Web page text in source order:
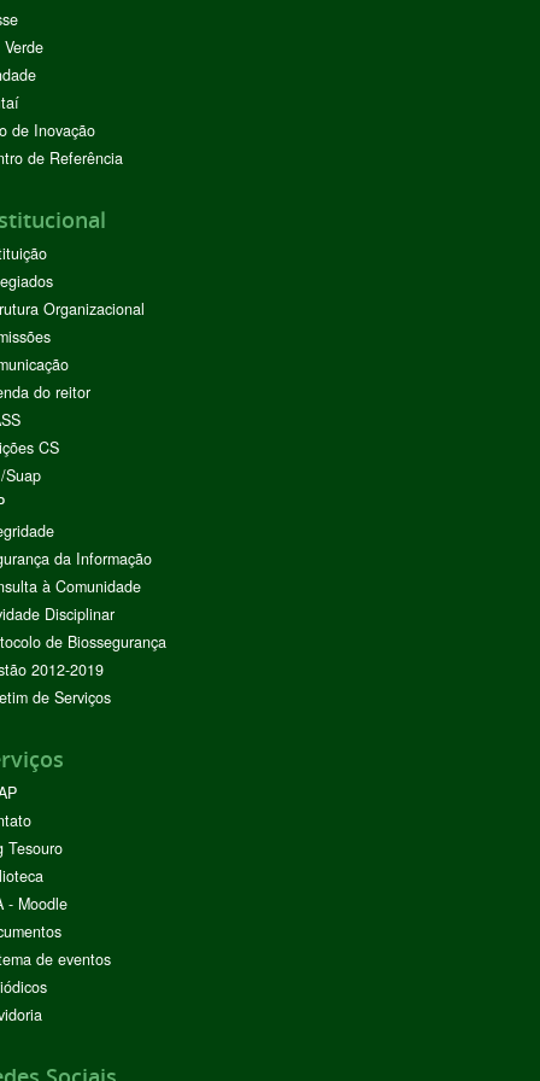
de Inovação
de Referência
Organizacional
do reitor
CS
Suap
da Informação
à Comunidade
Disciplinar
de Biossegurança
2012-2019
de Serviços
Tesouro
- Moodle
de eventos